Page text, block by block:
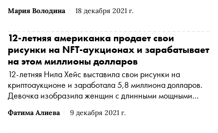
Мария Володина 18 декабря 2021 г.
канале
Фатима Алиева 9 декабря 2021 г.
12-летняя американка продает свои
рисунки на NFT-аукционах и зарабатывает
на этом миллионы долларов
12-летняя Нила Хейс выставила свои рисунки на
криптоаукционе и заработала 5,8 миллиона долларов.
Девочка изобразила женщин с длинными мощными
женщин, передает Interesting Engineering